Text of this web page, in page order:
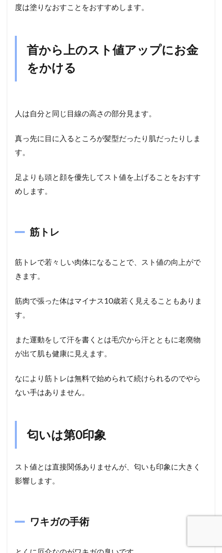
度は塗りなおすことをおすすめします。
首から上のスト値アップにお金
をかける
人は自分と同じ目線の高さの部分見ます。
真っ先に目に入るところが髪型だったり肌だったりしま
す。
足よりも頭と顔を優先してスト値を上げることをおすす
めします。
筋トレ
筋トレで若々しい肉体になることで、スト値の向上がで
きます。
筋肉で張った体はマイナス10歳若く見えることもありま
す。
また運動をして汗を書くとは毛穴から汗とともに老廃物
が出て肌も健康に見えます。
なにより筋トレは無料で始められて続けられるのでやら
ない手はありません。
匂いは第0印象
スト値とは直接関係ありませんが、匂いも印象に大きく
影響します。
ワキガの手術